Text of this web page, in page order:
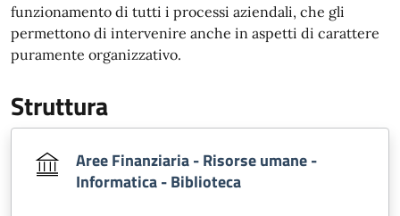
funzionamento di tutti i processi aziendali, che gli
permettono di intervenire anche in aspetti di carattere
puramente organizzativo.
Struttura
Aree Finanziaria - Risorse umane -
Informatica - Biblioteca